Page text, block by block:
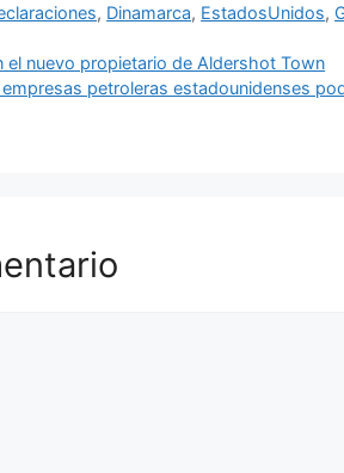
, Dinamarca, EstadosUnidos,
el nuevo propietario de Aldershot Town
petroleras estadounidenses